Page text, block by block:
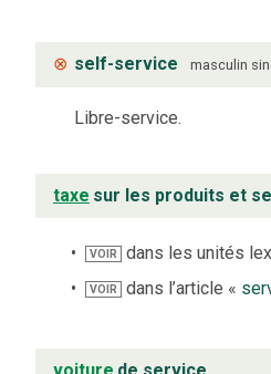
⊗ self-service masculin
Libre-service.
taxe sur les produits et
VOIR dans les unités
VOIR dans l’article «